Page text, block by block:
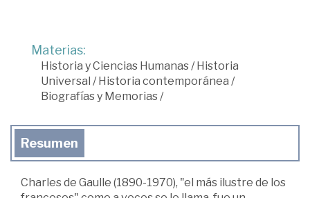
Materias:
Historia y Ciencias Humanas/Historia
Universal /Historia contemporánea /
Biografías y Memorias/
Resumen
Charles de Gaulle (1890-1970), "el más ilustre de los